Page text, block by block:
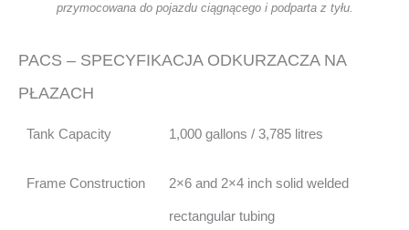
przymocowana do pojazdu ciągnącego i podparta z tyłu.
PACS – SPECYFIKACJA ODKURZACZA NA
PŁAZACH
Tank Capacity 1,000 gallons / 3,785 litres
Frame Construction 2×6 and 2×4 inch solid welded
rectangular tubing